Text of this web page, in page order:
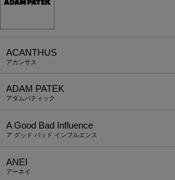
ACANTHUS
アカンサス
ADAM PATEK
アダムパティック
A Good Bad Influence
ア グッド バッド インフルエンス
ANEI
アーネイ